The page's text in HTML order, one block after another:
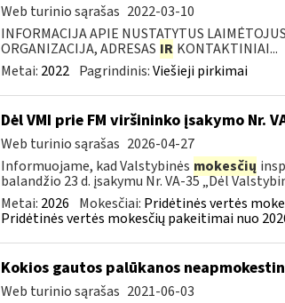
Web turinio sąrašas 2022-03-10
INFORMACIJA APIE NUSTATYTUS LAIMĖTOJUS
ORGANIZACIJA, ADRESAS IR KONTAKTINIAI...
Metai: 2022 Pagrindinis:Viešieji pirkimai
Dėl VMI prie FM viršininko įsakymo Nr.
Web turinio sąrašas 2026-04-27
Informuojame, kad Valstybinės mokesčių
balandžio 23 d. įsakymu Nr. VA-35 „Dėl
Metai: 2026 Mokesčiai: Pridėtinės vertės
Pridėtinės vertės mokesčių pakeitimai nuo
Kokios gautos palūkanos
Web turinio sąrašas 2021-06-03